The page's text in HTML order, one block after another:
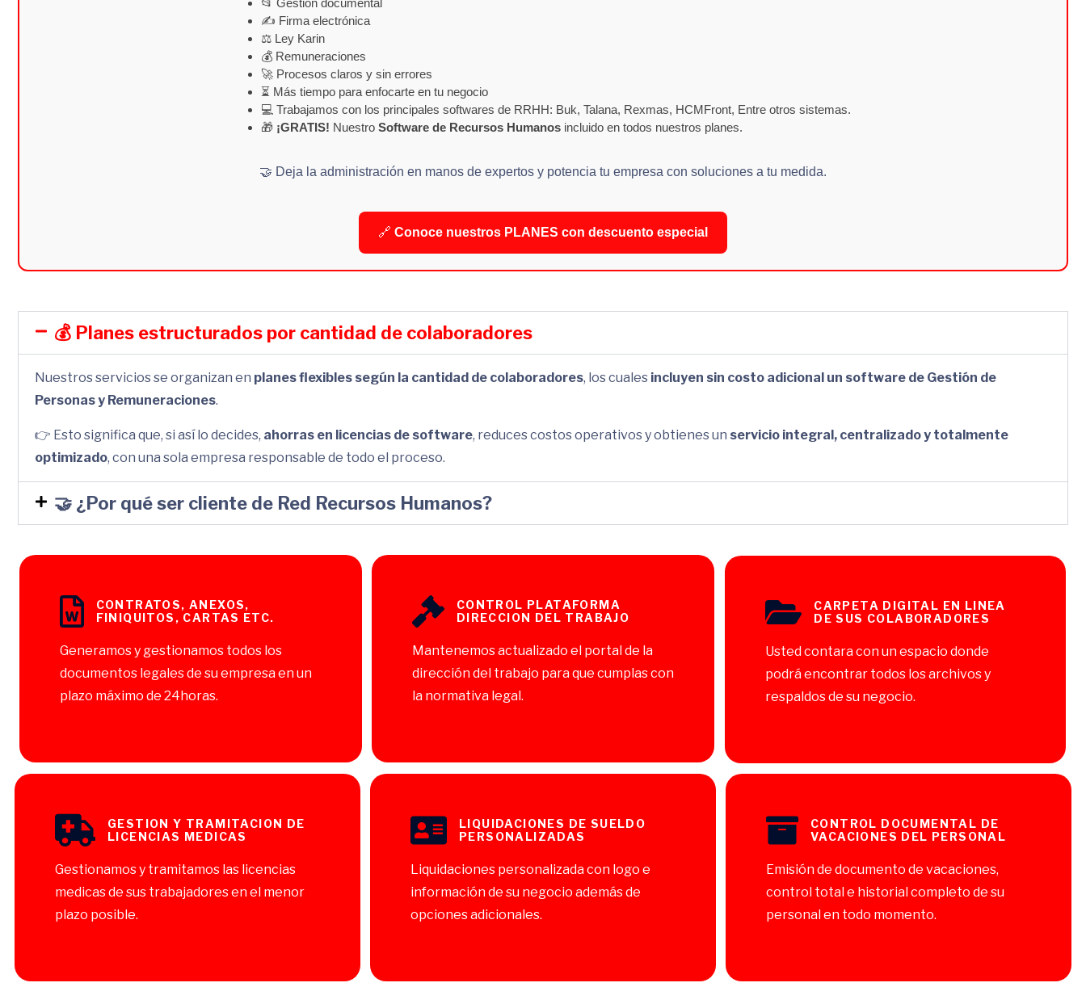
📂 Gestión documental
✍️ Firma electrónica
⚖️ Ley Karin
💰 Remuneraciones
🚀 Procesos claros y sin errores
⏳ Más tiempo para enfocarte en tu negocio
💻 Trabajamos con los principales softwares de RRHH: Buk, Talana, Rexmas, HCMFront, Entre otros sistemas.
🎁 ¡GRATIS! Nuestro Software de Recursos Humanos incluido en todos nuestros planes.
🤝 Deja la administración en manos de expertos y potencia tu empresa con soluciones a tu medida.
🔗 Conoce nuestros PLANES con descuento especial
💰 Planes estructurados por cantidad de colaboradores
Nuestros servicios se organizan en planes flexibles según la cantidad de colaboradores, los cuales incluyen sin costo adicional un software de Gestión de
Personas y Remuneraciones.
👉 Esto significa que, si así lo decides, ahorras en licencias de software, reduces costos operativos y obtienes un servicio integral, centralizado y totalmente
optimizado, con una sola empresa responsable de todo el proceso.
🤝 ¿Por qué ser cliente de Red Recursos Humanos?
CONTRATOS, ANEXOS,
FINIQUITOS, CARTAS ETC.
Generamos y gestionamos todos los
documentos legales de su empresa en un
plazo máximo de 24horas.
CONTROL PLATAFORMA
DIRECCION DEL TRABAJO
Mantenemos actualizado el portal de la
dirección del trabajo para que cumplas con
la normativa legal.
CARPETA DIGITAL EN LINEA
DE SUS COLABORADORES
Usted contara con un espacio donde
podrá encontrar todos los archivos y
respaldos de su negocio.
GESTION Y TRAMITACION DE
LICENCIAS MEDICAS
Gestionamos y tramitamos las licencias
medicas de sus trabajadores en el menor
plazo posible.
LIQUIDACIONES DE SUELDO
PERSONALIZADAS
Liquidaciones personalizada con logo e
información de su negocio además de
opciones adicionales.
CONTROL DOCUMENTAL DE
VACACIONES DEL PERSONAL
Emisión de documento de vacaciones,
control total e historial completo de su
personal en todo momento.